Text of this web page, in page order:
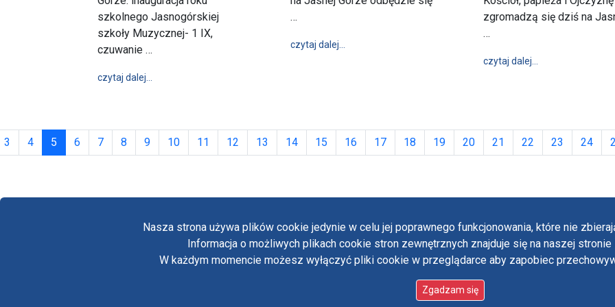
Nasza strona używa plików cookie jedynie w celu jej poprawnego funkcjonowania, które nie
Informacja o możliwych plikach cookie stron zewnętrznych znajduje się na naszej
W każdym momencie możesz wyłączyć pliki cookie w przeglądarce aby zapobiec
Zgadzam się
szkolnego Jasnogórskiej
szkoły Muzycznej- 1 IX,
czuwanie …
czytaj dalej…
…
czytaj dalej…
zgromadzą się dziś na
…
czytaj dalej…
3 4 5 (obecna)
6 7 8 9 10 11 12 13 14 15 16 17 18 19 20 21 22 23 24
Copyright © Biuro Prasowe Jasnej Góry 2026/ designed by:ordigital.pl